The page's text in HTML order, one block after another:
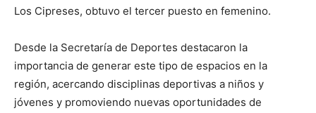
Los Cipreses, obtuvo el tercer puesto en femenino.
Desde la Secretaría de Deportes destacaron la
importancia de generar este tipo de espacios en la
región, acercando disciplinas deportivas a niños y
jóvenes y promoviendo nuevas oportunidades de